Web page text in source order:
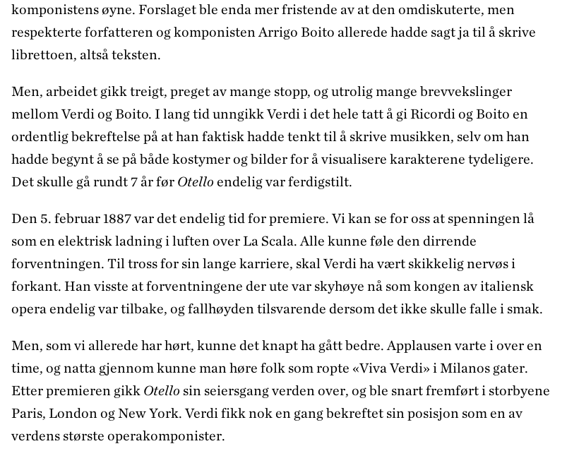
komponistens øyne. Forslaget ble enda mer fristende av at den omdiskuterte, men
respekterte forfatteren og komponisten Arrigo Boito allerede hadde sagt ja til å skrive
librettoen, altså teksten.
Men, arbeidet gikk treigt, preget av mange stopp, og utrolig mange brevvekslinger
mellom Verdi og Boito. I lang tid unngikk Verdi i det hele tatt å gi Ricordi og Boito en
ordentlig bekreftelse på at han faktisk hadde tenkt til å skrive musikken, selv om han
hadde begynt å se på både kostymer og bilder for å visualisere karakterene tydeligere.
Det skulle gå rundt 7 år før Otello endelig var ferdigstilt.
Den 5. februar 1887 var det endelig tid for premiere. Vi kan se for oss at spenningen lå
som en elektrisk ladning i luften over La Scala. Alle kunne føle den dirrende
forventningen. Til tross for sin lange karriere, skal Verdi ha vært skikkelig nervøs i
forkant. Han visste at forventningene der ute var skyhøye nå som kongen av italiensk
opera endelig var tilbake, og fallhøyden tilsvarende dersom det ikke skulle falle i smak.
Men, som vi allerede har hørt, kunne det knapt ha gått bedre. Applausen varte i over en
time, og natta gjennom kunne man høre folk som ropte «Viva Verdi» i Milanos gater.
Etter premieren gikk Otello sin seiersgang verden over, og ble snart fremført i storbyene
Paris, London og New York. Verdi fikk nok en gang bekreftet sin posisjon som en av
verdens største operakomponister.